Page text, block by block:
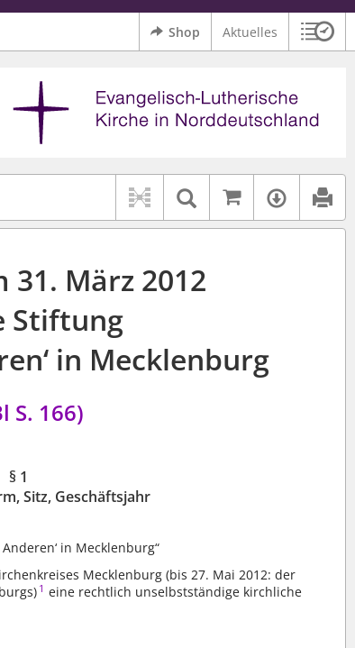
Shop Aktuelles
"Pfarrerinitiative" oder "Pfarrerausschuss".
Textsuche im
Auf
31. März 2012
Stiftung
in Mecklenburg
S. 166)
§ 1
Sitz, Geschäftsjahr
in Mecklenburg“
Mecklenburg (bis 27. Mai 2012: der
1 eine rechtlich unselbstständige kirchliche